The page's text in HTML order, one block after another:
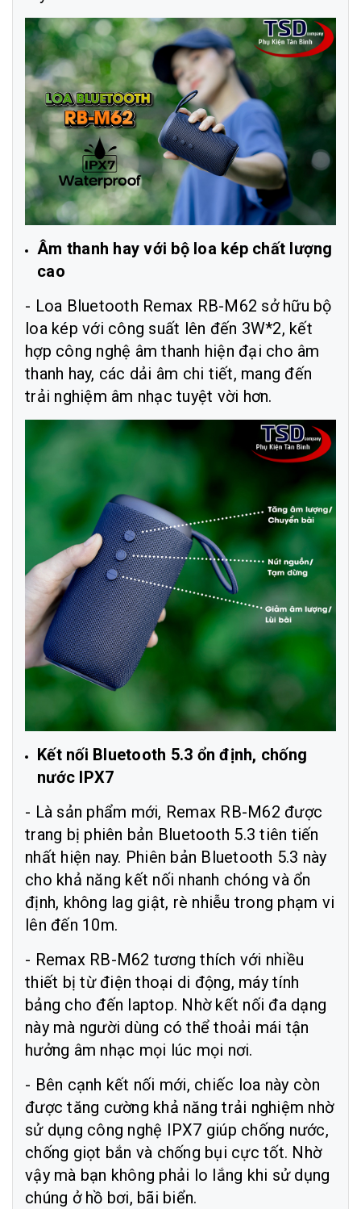
Âm thanh hay với bộ loa kép chất lượng
cao
- Loa Bluetooth Remax RB-M62 sở hữu bộ
loa kép với công suất lên đến 3W*2, kết
hợp công nghệ âm thanh hiện đại cho âm
thanh hay, các dải âm chi tiết, mang đến
trải nghiệm âm nhạc tuyệt vời hơn.
Kết nối Bluetooth 5.3 ổn định, chống
nước IPX7
- Là sản phẩm mới, Remax RB-M62 được
trang bị phiên bản Bluetooth 5.3 tiên tiến
nhất hiện nay. Phiên bản Bluetooth 5.3 này
cho khả năng kết nối nhanh chóng và ổn
định, không lag giật, rè nhiễu trong phạm vi
lên đến 10m.
- Remax RB-M62 tương thích với nhiều
thiết bị từ điện thoại di động, máy tính
bảng cho đến laptop. Nhờ kết nối đa dạng
này mà người dùng có thể thoải mái tận
hưởng âm nhạc mọi lúc mọi nơi.
- Bên cạnh kết nối mới, chiếc loa này còn
được tăng cường khả năng trải nghiệm nhờ
sử dụng công nghệ IPX7 giúp chống nước,
chống giọt bắn và chống bụi cực tốt. Nhờ
vậy mà bạn không phải lo lắng khi sử dụng
chúng ở hồ bơi, bãi biển.